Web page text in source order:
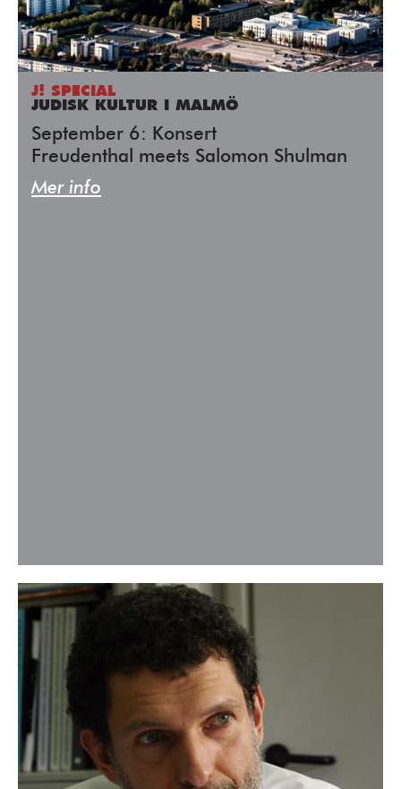
J! SPECIAL
JUDISK KULTUR I MALMÖ
September 6: Konsert
Freudenthal meets Salomon Shulman
Mer info